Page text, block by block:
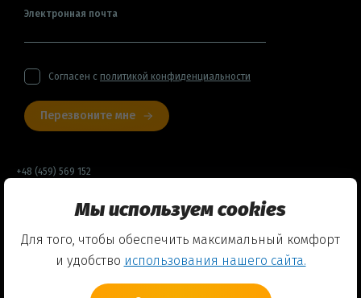
Электронная почта
Согласен с политикой конфиденциальности
Перезвоните мне
+48 (459) 569 152
Договор оферты
Политика конфиденциальности
Мы используем cookies
Для того, чтобы обеспечить максимальный комфорт
и удобство использования нашего сайта.